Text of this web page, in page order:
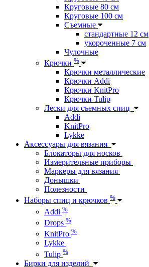
Круговые 80 см
Круговые 100 см
Съемные
стандартные 12 см
укороченные 7 см
Чулочные
Крючки %
Крючки металлические
Крючки Addi
Крючки KnitPro
Крючки Tulip
Лески для съемных спиц
Addi
KnitPro
Lykke
Аксессуары для вязания
Блокаторы для носков
Измерительные приборы
Маркеры для вязания
Донышки
Полезности
Наборы спиц и крючков %
Addi %
Drops %
KnitPro %
Lykke
Tulip %
Бирки для изделий